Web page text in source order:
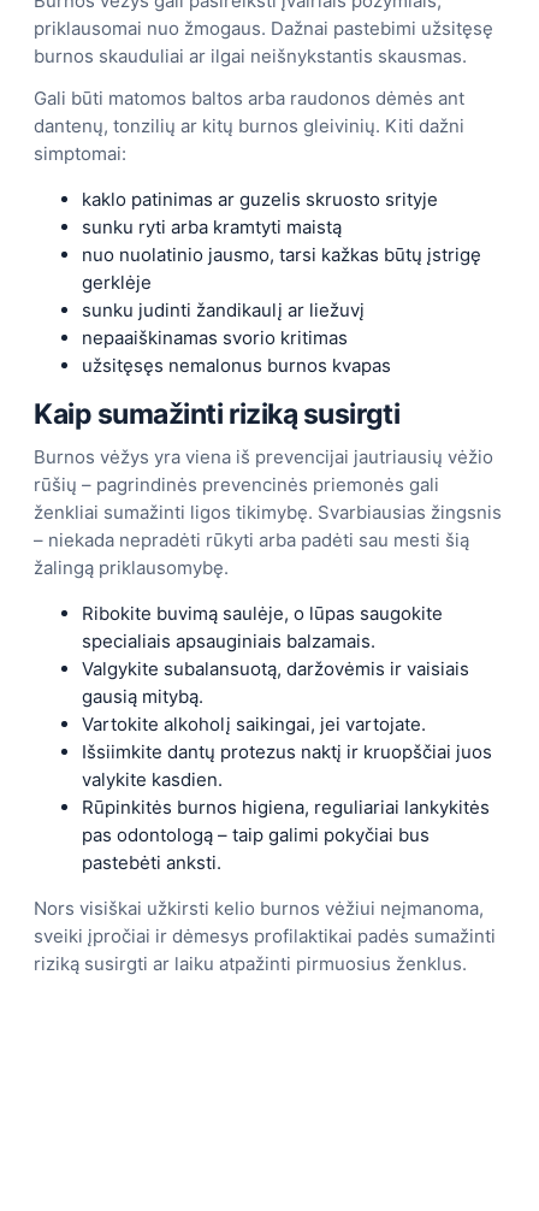
priklausomai nuo žmogaus. Dažnai pastebimi užsitęsę
burnos skauduliai ar ilgai neišnykstantis skausmas.
Gali būti matomos baltos arba raudonos dėmės ant
dantenų, tonzilių ar kitų burnos gleivinių. Kiti dažni
simptomai:
kaklo patinimas ar guzelis skruosto srityje
sunku ryti arba kramtyti maistą
nuo nuolatinio jausmo, tarsi kažkas būtų įstrigę
gerklėje
sunku judinti žandikaulį ar liežuvį
nepaaiškinamas svorio kritimas
užsitęsęs nemalonus burnos kvapas
Kaip sumažinti riziką susirgti
Burnos vėžys yra viena iš prevencijai jautriausių vėžio
rūšių – pagrindinės prevencinės priemonės gali
ženkliai sumažinti ligos tikimybę. Svarbiausias žingsnis
– niekada nepradėti rūkyti arba padėti sau mesti šią
žalingą priklausomybę.
Ribokite buvimą saulėje, o lūpas saugokite
specialiais apsauginiais balzamais.
Valgykite subalansuotą, daržovėmis ir vaisiais
gausią mitybą.
Vartokite alkoholį saikingai, jei vartojate.
Išsiimkite dantų protezus naktį ir kruopščiai juos
valykite kasdien.
Rūpinkitės burnos higiena, reguliariai lankykitės
pas odontologą – taip galimi pokyčiai bus
pastebėti anksti.
Nors visiškai užkirsti kelio burnos vėžiui neįmanoma,
sveiki įpročiai ir dėmesys profilaktikai padės sumažinti
riziką susirgti ar laiku atpažinti pirmuosius ženklus.